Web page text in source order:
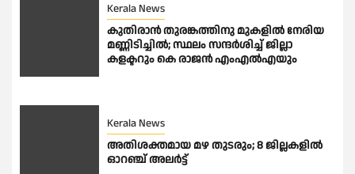
Kerala News
കുതിരാന്‍ തുരങ്കത്തിനു മുകളില്‍ നേരിയ
മണ്ണിടിച്ചില്‍; സ്ഥലം സന്ദര്‍ശിച്ച് ജില്ലാ
കളക്ടറും കെ രാജന്‍ എംഎല്‍എയും
Kerala News
അതിശക്തമായ മഴ തുടരും; 8 ജില്ലകളില്‍
ഓറഞ്ച് അലര്‍ട്ട്